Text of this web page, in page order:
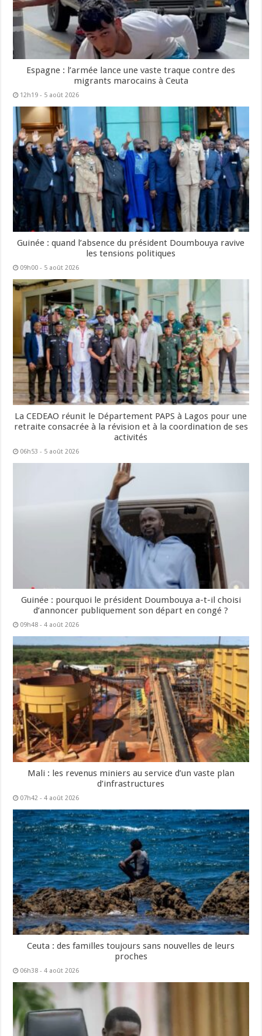
Espagne : l’armée lance une vaste traque contre des
migrants marocains à Ceuta
12h19 - 5 août 2026
Guinée : quand l’absence du président Doumbouya ravive
les tensions politiques
09h00 - 5 août 2026
La CEDEAO réunit le Département PAPS à Lagos pour une
retraite consacrée à la révision et à la coordination de ses
activités
06h53 - 5 août 2026
Guinée : pourquoi le président Doumbouya a-t-il choisi
d’annoncer publiquement son départ en congé ?
09h48 - 4 août 2026
Mali : les revenus miniers au service d’un vaste plan
d’infrastructures
07h42 - 4 août 2026
Ceuta : des familles toujours sans nouvelles de leurs
proches
06h38 - 4 août 2026